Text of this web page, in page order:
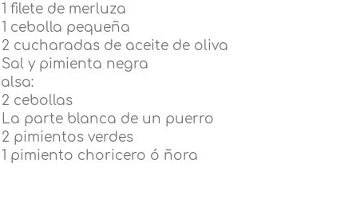
1 filete de merluza
1 cebolla pequeña
2 cucharadas de aceite de oliva
Sal y pimienta negra
2 cebollas
La parte blanca de un puerro
2 pimientos verdes
1 pimiento choricero ó ñora